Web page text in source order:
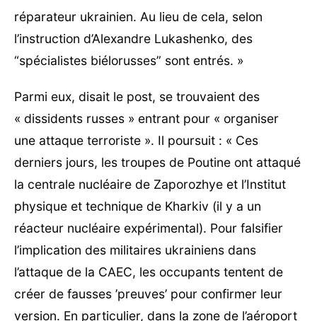
réparateur ukrainien. Au lieu de cela, selon
l’instruction d’Alexandre Lukashenko, des
“spécialistes biélorusses” sont entrés. »
Parmi eux, disait le post, se trouvaient des
« dissidents russes » entrant pour « organiser
une attaque terroriste ». Il poursuit : « Ces
derniers jours, les troupes de Poutine ont attaqué
la centrale nucléaire de Zaporozhye et l’Institut
physique et technique de Kharkiv (il y a un
réacteur nucléaire expérimental). Pour falsifier
l’implication des militaires ukrainiens dans
l’attaque de la CAEC, les occupants tentent de
créer de fausses ’preuves’ pour confirmer leur
version. En particulier, dans la zone de l’aéroport